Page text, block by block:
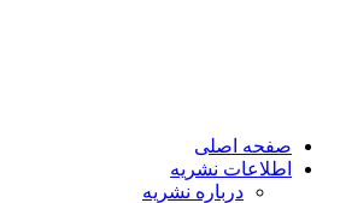
صفحه اصلی
اطلاعات نشریه
درباره نشریه